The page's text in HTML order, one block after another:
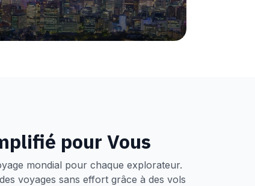
pour Vous
mondial pour chaque explorateur.
voyages sans effort grâce à des vols